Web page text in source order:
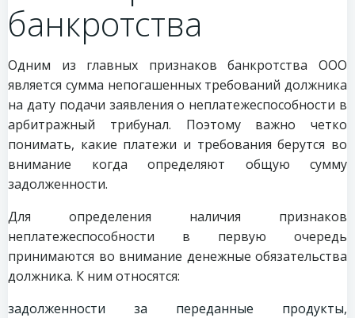
банкротства
Одним из главных признаков банкротства ООО
является сумма непогашенных требований должника
на дату подачи заявления о неплатежеспособности в
арбитражный трибунал. Поэтому важно четко
понимать, какие платежи и требования берутся во
внимание когда определяют общую сумму
задолженности.
Для определения наличия признаков
неплатежеспособности в первую очередь
принимаются во внимание денежные обязательства
должника. К ним относятся:
задолженности за переданные продукты,